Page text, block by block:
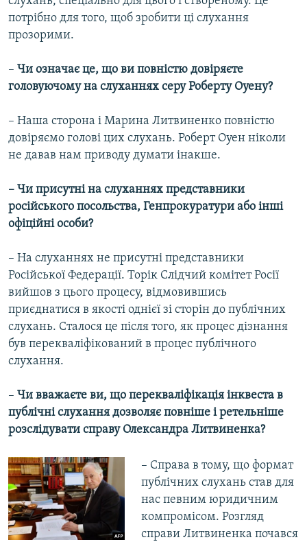
потрібно для того, щоб зробити ці слухання
прозорими.
– Чи означає це, що ви повністю довіряєте
головуючому на слуханнях серу Роберту Оуену?
– Наша сторона і Марина Литвиненко повністю
довіряємо голові цих слухань. Роберт Оуен ніколи
не давав нам приводу думати інакше.
– Чи присутні на слуханнях представники
російського посольства, Генпрокуратури або інші
офіційні особи?
– На слуханнях не присутні представники
Російської Федерації. Торік Слідчий комітет Росії
вийшов з цього процесу, відмовившись
приєднатися в якості однієї зі сторін до публічних
слухань. Сталося це після того, як процес дізнання
був перекваліфікований в процес публічного
слухання.
– Чи вважаєте ви, що перекваліфікація інквеста в
публічні слухання дозволяє повніше і ретельніше
розслідувати справу Олександра Литвиненка?
– Справа в тому, що формат
публічних слухань став для
нас певним юридичним
компромісом. Розгляд
справи Литвиненка почався